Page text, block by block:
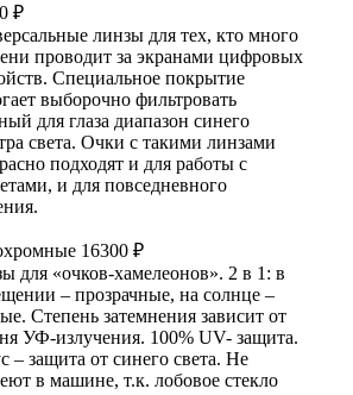
₽
линзы для тех, кто много
проводит за экранами цифровых
Специальное покрытие
выборочно фильтровать
для глаза диапазон синего
света. Очки с такими линзами
подходят и для работы с
и для повседневного
16300 ₽
для «очков-хамелеонов». 2 в 1: в
– прозрачные, на солнце –
Степень затемнения зависит от
УФ-излучения. 100% UV- защита.
– защита от синего света. Не
в машине, т.к. лобовое стекло